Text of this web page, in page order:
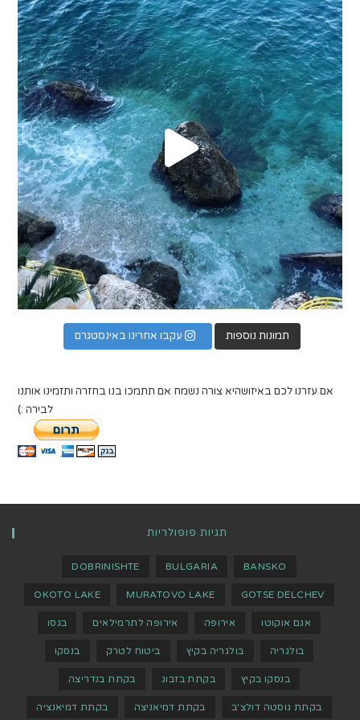
תמונות נוספות עקבו אחרינו באינסטגרם
אם עזרנו לכם באיזושהיא צורה נשמח אם תתמכו בנו בחזרה ותזמינו אותנו
לבירה :)
תגיות פופולריות
BANSKO
BULGARIA
DOBRINISHTE
GOTSE DELCHEV
MURATOVO LAKE
OKOTO LAKE
אגם אוקוטו אירופה אירופה לתרמילאים בגסו
בולגריה בולגריה בקיץ ביטוח לטרק בנסקו
בנסקו בקיץ בקתת בזבוג בקתת בנדריצה
בקתת גוסטה דולצ'ב בקתת דמיאניצה בקתת דמיאנציה